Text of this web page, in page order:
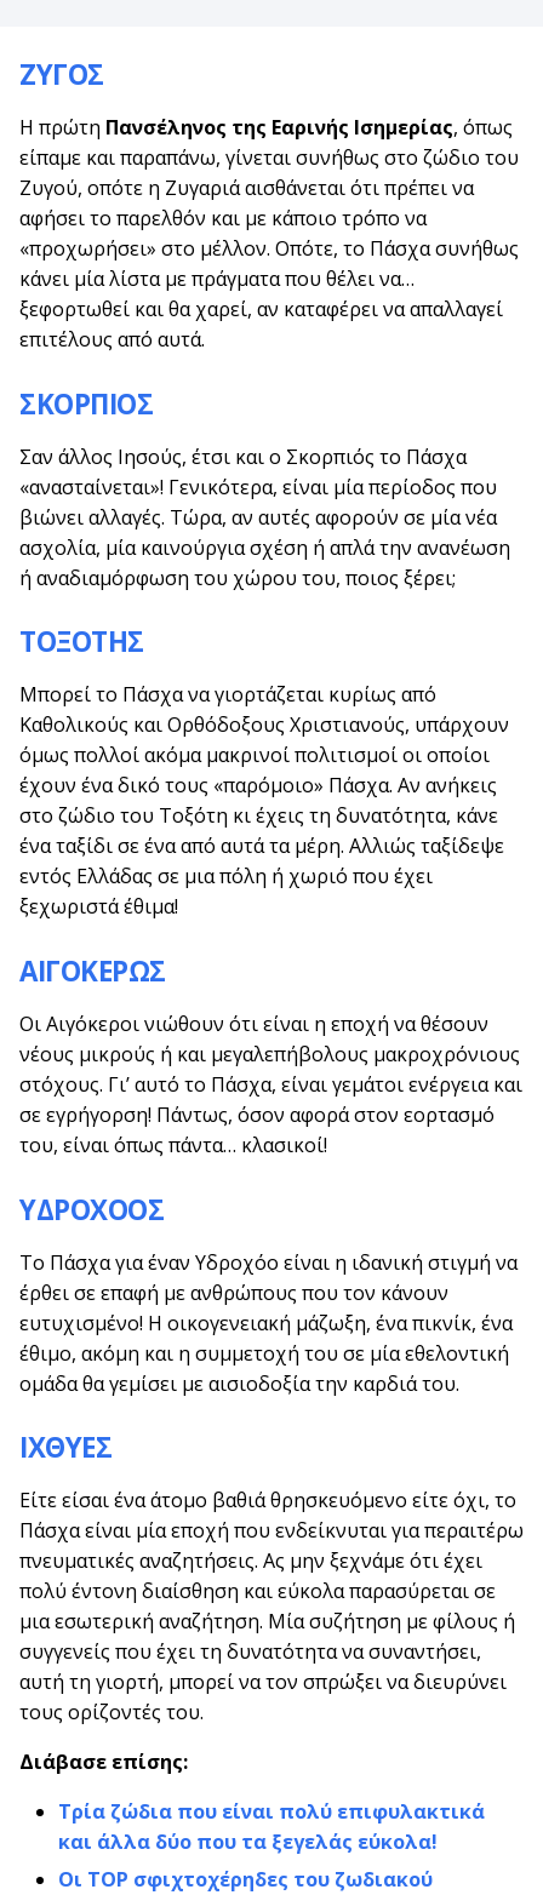
ΖΥΓΟΣ
Η πρώτη Πανσέληνος της Εαρινής Ισημερίας, όπως
είπαμε και παραπάνω, γίνεται συνήθως στο ζώδιο του
Ζυγού, οπότε η Ζυγαριά αισθάνεται ότι πρέπει να
αφήσει το παρελθόν και με κάποιο τρόπο να
«προχωρήσει» στο μέλλον. Οπότε, το Πάσχα συνήθως
κάνει μία λίστα με πράγματα που θέλει να…
ξεφορτωθεί και θα χαρεί, αν καταφέρει να απαλλαγεί
επιτέλους από αυτά.
ΣΚΟΡΠΙΟΣ
Σαν άλλος Ιησούς, έτσι και ο Σκορπιός το Πάσχα
«ανασταίνεται»! Γενικότερα, είναι μία περίοδος που
βιώνει αλλαγές. Τώρα, αν αυτές αφορούν σε μία νέα
ασχολία, μία καινούργια σχέση ή απλά την ανανέωση
ή αναδιαμόρφωση του χώρου του, ποιος ξέρει;
ΤΟΞΟΤΗΣ
Μπορεί το Πάσχα να γιορτάζεται κυρίως από
Καθολικούς και Ορθόδοξους Χριστιανούς, υπάρχουν
όμως πολλοί ακόμα μακρινοί πολιτισμοί οι οποίοι
έχουν ένα δικό τους «παρόμοιο» Πάσχα. Αν ανήκεις
στο ζώδιο του Τοξότη κι έχεις τη δυνατότητα, κάνε
ένα ταξίδι σε ένα από αυτά τα μέρη. Αλλιώς ταξίδεψε
εντός Ελλάδας σε μια πόλη ή χωριό που έχει
ξεχωριστά έθιμα!
ΑΙΓΟΚΕΡΩΣ
Οι Αιγόκεροι νιώθουν ότι είναι η εποχή να θέσουν
νέους μικρούς ή και μεγαλεπήβολους μακροχρόνιους
στόχους. Γι’ αυτό το Πάσχα, είναι γεμάτοι ενέργεια και
σε εγρήγορση! Πάντως, όσον αφορά στον εορτασμό
του, είναι όπως πάντα… κλασικοί!
ΥΔΡΟΧΟΟΣ
Το Πάσχα για έναν Υδροχόο είναι η ιδανική στιγμή να
έρθει σε επαφή με ανθρώπους που τον κάνουν
ευτυχισμένο! Η οικογενειακή μάζωξη, ένα πικνίκ, ένα
έθιμο, ακόμη και η συμμετοχή του σε μία εθελοντική
ομάδα θα γεμίσει με αισιοδοξία την καρδιά του.
ΙΧΘΥΕΣ
Είτε είσαι ένα άτομο βαθιά θρησκευόμενο είτε όχι, το
Πάσχα είναι μία εποχή που ενδείκνυται για περαιτέρω
πνευματικές αναζητήσεις. Ας μην ξεχνάμε ότι έχει
πολύ έντονη διαίσθηση και εύκολα παρασύρεται σε
μια εσωτερική αναζήτηση. Μία συζήτηση με φίλους ή
συγγενείς που έχει τη δυνατότητα να συναντήσει,
αυτή τη γιορτή, μπορεί να τον σπρώξει να διευρύνει
τους ορίζοντές του.
Διάβασε επίσης:
Τρία ζώδια που είναι πολύ επιφυλακτικά
και άλλα δύο που τα ξεγελάς εύκολα!
Οι ΤOP σφιχτοχέρηδες του ζωδιακού